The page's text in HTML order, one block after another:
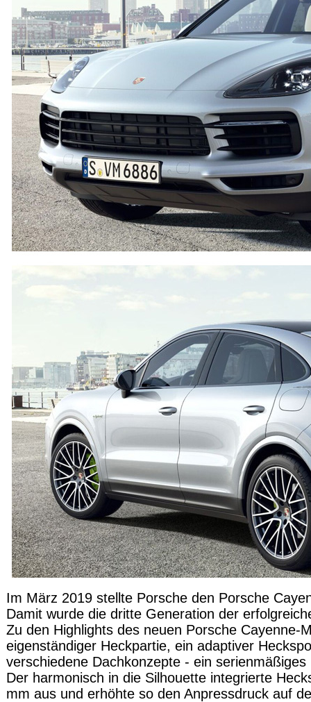
Im März 2019 stellte Porsche den Porsche
Damit wurde die dritte Generation der
Zu den Highlights des neuen Porsche
eigenständiger Heckpartie, ein adaptiver
verschiedene Dachkonzepte - ein
Der harmonisch in die Silhouette integrierte
mm aus und erhöhte so den Anpressdruck auf